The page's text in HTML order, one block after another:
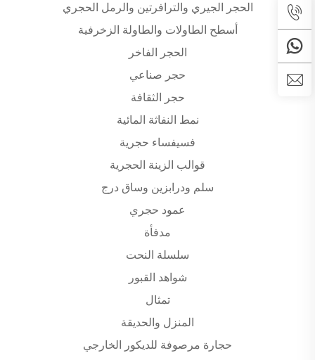
الحجر الجيري والترافرتين والرمل الحجري
أسطح الطاولات والطاولة الزخرفية
الحجر الفاخر
حجر صناعي
حجر الثقافة
نمط النفاثة المائية
فسيفساء حجرية
قوالب الزينة الحجرية
سلم ودرابزين وساق درج
عمود حجري
مدفأة
سلسلة النحت
شواهد القبور
تمثال
المنزل والحديقة
حجارة مرصوفة للديكور الخارجي